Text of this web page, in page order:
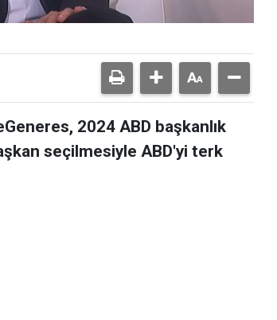
2024 ABD başkanlık
seçilmesiyle ABD'yi terk